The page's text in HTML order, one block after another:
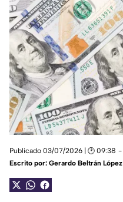
Publicado 03/07/2026 | 🕑 09:38
Escrito por: Gerardo Beltrán López